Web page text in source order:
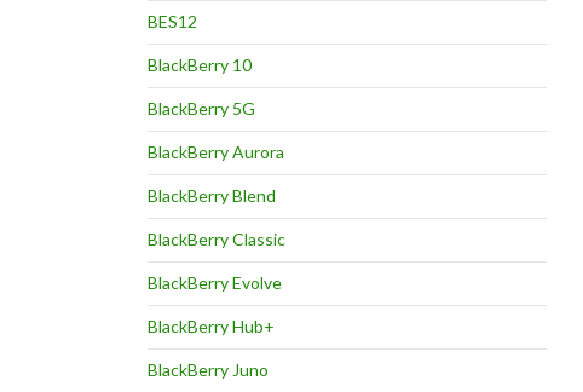
BES12
BlackBerry 10
BlackBerry 5G
BlackBerry Aurora
BlackBerry Blend
BlackBerry Classic
BlackBerry Evolve
BlackBerry Hub+
BlackBerry Juno